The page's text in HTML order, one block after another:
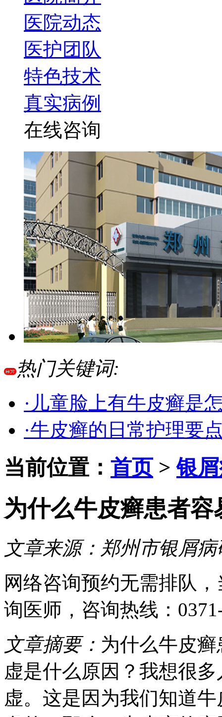
医院动态
医护团队
特色技术
真实病例
在线咨询
热门关键词:
·儿童脸上有牛皮癣是
·牛皮癣的日常护理要
当前位置： 首页>银
为什么牛皮癣患者容
文章来源： 郑州市银屑
网络咨询预约无需排队
询医师 ，咨询热线：
文章摘要： 为什么牛皮
虚是什么原因？我想很
虚。这是因为我们知道